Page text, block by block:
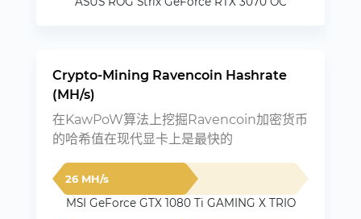
Crypto-Mining Ravencoin Hashrate
(MH/s)
在KawPoW算法上挖掘Ravencoin加密货币
的哈希值在现代显卡上是最快的
26 MH/s
MSI GeForce GTX 1080 Ti GAMING X TRIO